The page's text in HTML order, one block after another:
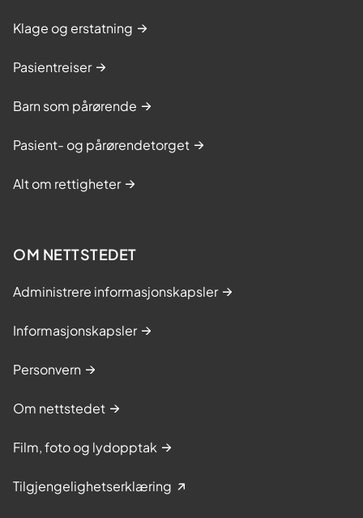
Klage og erstatning
Pasientreiser
Barn som pårørende
Pasient- og pårørendetorget
Alt om rettigheter
OM NETTSTEDET
Administrere informasjonskapsler
Informasjonskapsler
Personvern
Om nettstedet
Film, foto og lydopptak
Tilgjengelighetserklæring